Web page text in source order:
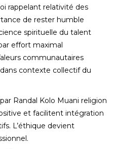
rappelant relativité des
de rester humble
spirituelle du talent
effort maximal
communautaires
contexte collectif du
Randal Kolo Muani religion
et facilitent intégration
L’éthique devient